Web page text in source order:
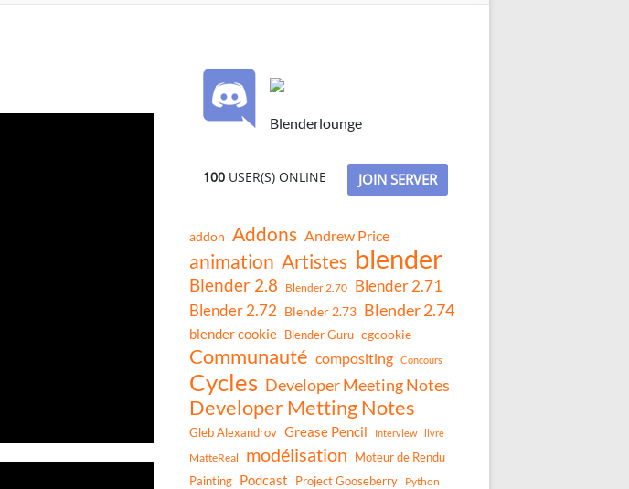
Blenderlounge
100USER(S) ONLINE JOIN SERVER
addon Addons Andrew Price
animation Artistes blender
Blender 2.8 Blender 2.70
Blender 2.71
Blender 2.72 Blender 2.73 Blender 2.74
blender cookie Blender Guru cgcookie
Communauté compositing Concours
Cycles Developer Meeting Notes
Developer Metting Notes
Gleb Alexandrov Grease Pencil Interview livre
MatteReal modélisation
Moteur de Rendu
Painting Podcast Project Gooseberry Python